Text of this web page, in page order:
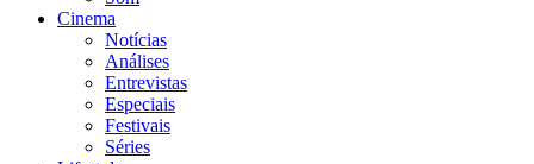
Cinema
Notícias
Análises
Entrevistas
Especiais
Festivais
Séries